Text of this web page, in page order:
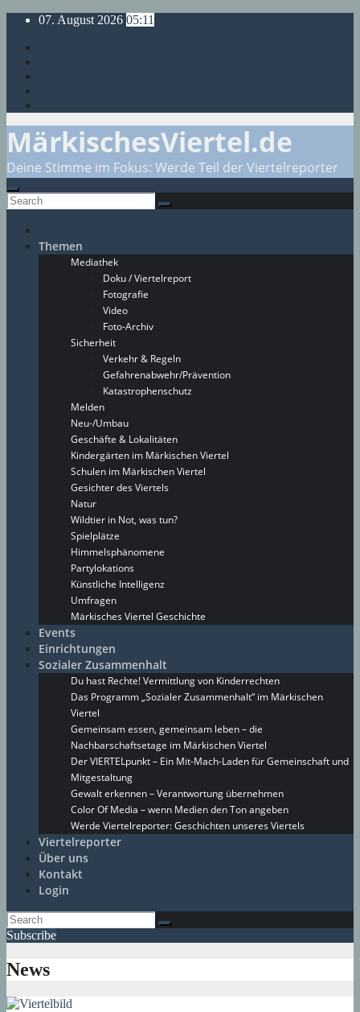
Skip
content
07. August 2026 05:11
MärkischesViertel.de
Deine Stimme im Fokus: Werde Teil der Viertelreporter
Themen
Mediathek
Doku / Viertelreport
Fotografie
Video
Foto-Archiv
Sicherheit
Verkehr & Regeln
Gefahrenabwehr/Prävention
Katastrophenschutz
Melden
Neu-/Umbau
Geschäfte & Lokalitäten
Kindergärten im Märkischen Viertel
Schulen im Märkischen Viertel
Gesichter des Viertels
Natur
Wildtier in Not, was tun?
Spielplätze
Himmelsphänomene
Partylokations
Künstliche Intelligenz
Umfragen
Märkisches Viertel Geschichte
Events
Einrichtungen
Sozialer Zusammenhalt
Du hast Rechte! Vermittlung von Kinderrechten
Das Programm „Sozialer Zusammenhalt“ im Märkischen
Viertel
Gemeinsam essen, gemeinsam leben – die
Nachbarschaftsetage im Märkischen Viertel
Der VIERTELpunkt – Ein Mit-Mach-Laden für Gemeinschaft und
Mitgestaltung
Gewalt erkennen – Verantwortung übernehmen
Color Of Media – wenn Medien den Ton angeben
Werde Viertelreporter: Geschichten unseres Viertels
Viertelreporter
Über uns
Kontakt
Login
Subscribe
News